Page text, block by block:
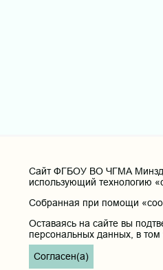
Cайт ФГБОУ ВО ЧГМА
использующий технологию
Собранная при помощи
Оставаясь на сайте вы
персональных данных, в
Согласен(а)